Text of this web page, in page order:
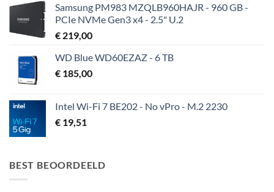
€ 142,95
Samsung PM983 MZQLB960HAJR - 960 GB -
PCIe NVMe Gen3 x4 - 2.5" U.2
€ 219,00
WD Blue WD60EZAZ - 6 TB
€ 185,00
Intel Wi-Fi 7 BE202 - No vPro - M.2 2230
€ 19,51
BEST BEOORDEELD